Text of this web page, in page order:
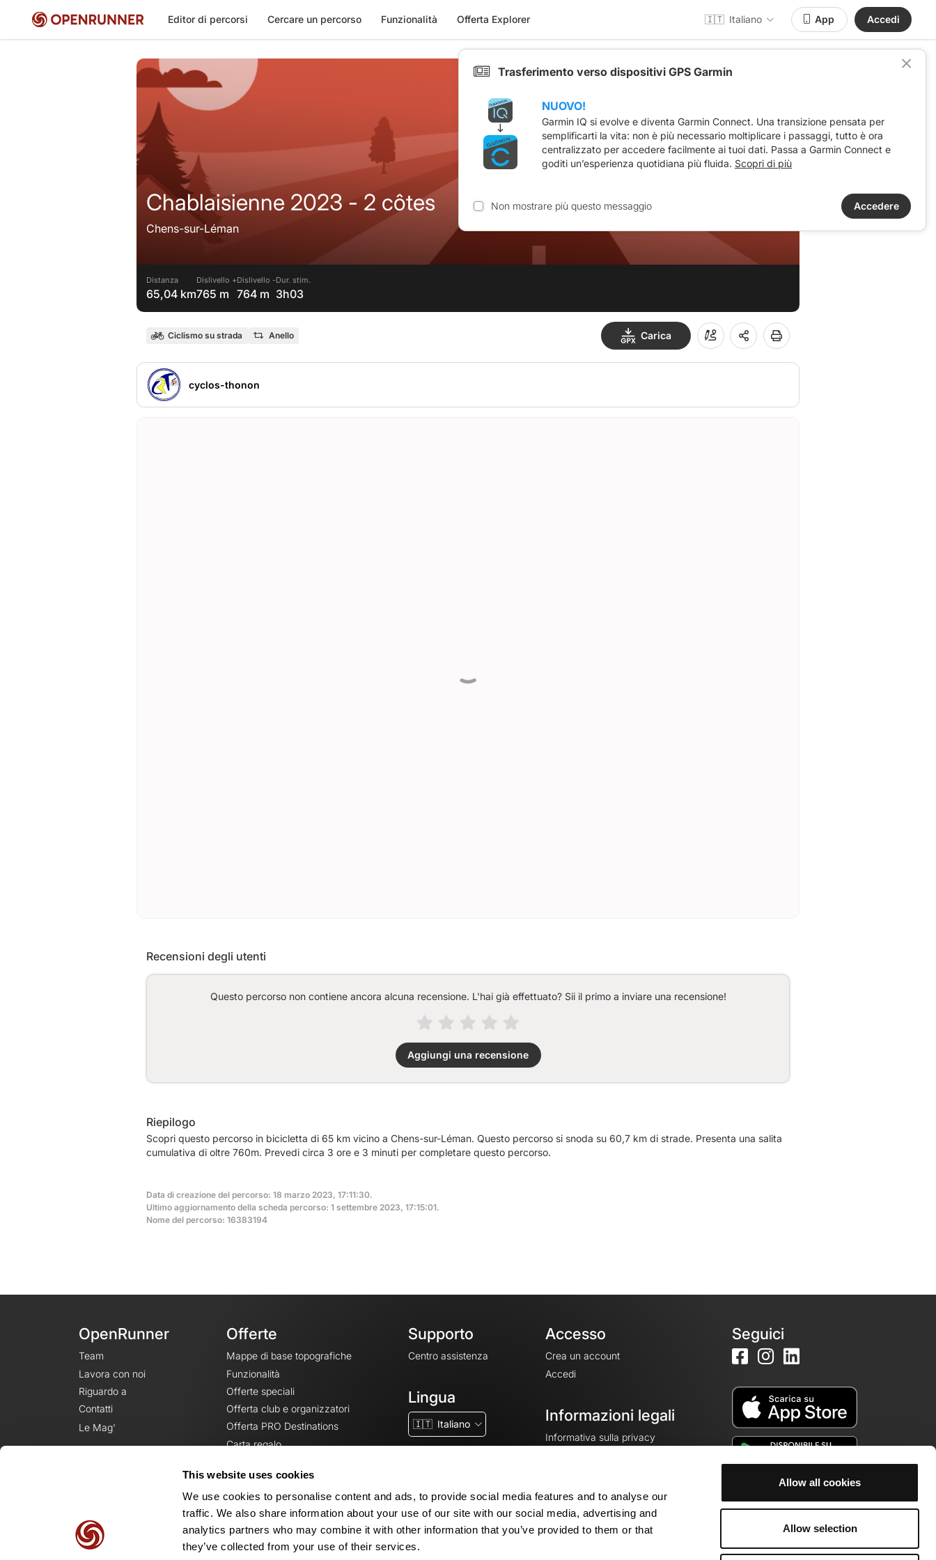
This website uses cookies
We use cookies to personalise content and ads, to provide social media features and to analyse our
traffic. We also share information about your use of our site with our social media, advertising and
analytics partners who may combine it with other information that you’ve provided to them or that
they’ve collected from your use of their services.
Allow all cookies
Allow selection
Editor di percorsi Cercare un percorso Funzionalità Offerta Explorer 🇮🇹 Italiano App Accedi
Chablaisienne 2023 - 2 côtes
Chens-sur-Léman
Distanza
65,04 km
Dislivello +
765 m
Dislivello -
764 m
Dur. stim.
3h03
Ciclismo su strada Anello Carica
cyclos-thonon
Recensioni degli utenti
Questo percorso non contiene ancora alcuna recensione. L'hai già effettuato? Sii il primo a inviare una recensione!
Aggiungi una recensione
Riepilogo
Scopri questo percorso in bicicletta di 65 km vicino a Chens-sur-Léman. Questo percorso si snoda su 60,7 km di strade. Presenta una salita
cumulativa di oltre 760m. Prevedi circa 3 ore e 3 minuti per completare questo percorso.
Data di creazione del percorso: 18 marzo 2023, 17:11:30.
Ultimo aggiornamento della scheda percorso: 1 settembre 2023, 17:15:01.
Nome del percorso: 16383194
OpenRunner
Team
Lavora con noi
Riguardo a
Contatti
Le Mag'
Offerte
Mappe di base topografiche
Funzionalità
Offerte speciali
Offerta club e organizzatori
Offerta PRO Destinations
Carta regalo
Supporto
Centro assistenza
Lingua
🇮🇹 Italiano
Accesso
Crea un account
Accedi
Informazioni legali
Informativa sulla privacy
Impostazioni dei cookie
Seguici
Trasferimento verso dispositivi GPS Garmin
NUOVO!
Garmin IQ si evolve e diventa Garmin Connect. Una transizione pensata per
semplificarti la vita: non è più necessario moltiplicare i passaggi, tutto è ora
centralizzato per accedere facilmente ai tuoi dati. Passa a Garmin Connect e
goditi un’esperienza quotidiana più fluida. Scopri di più
Non mostrare più questo messaggio Accedere